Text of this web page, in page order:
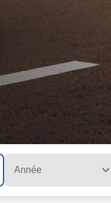
Année